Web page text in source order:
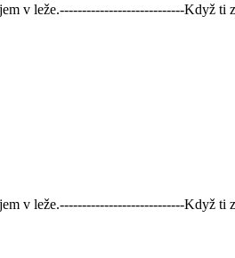
v leže.----------------------------Když ti
v leže.----------------------------Když ti